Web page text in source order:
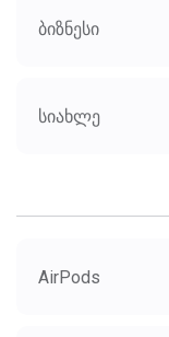
ბიზნესი
სიახლე
AirPods